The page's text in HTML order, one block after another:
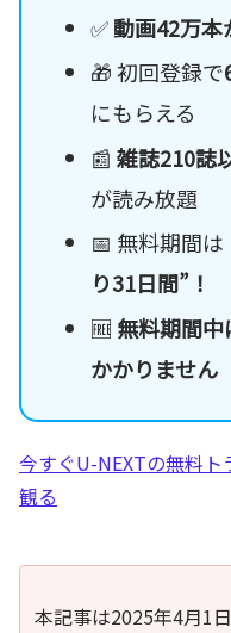
✅動画42万本
🎁 初回登録で
にもらえる
📰 雑誌210誌
が読み放題
📅 無料期間
り31日間”！
🆓 無料期間
かかりません
今すぐU-NEXTの無料
観る
本記事は2025年4月1